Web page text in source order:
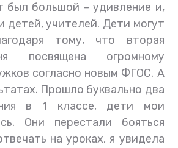
был большой – удивление и,
детей, учителей. Дети могут
тому, что вторая
посвящена огромному
согласно новым ФГОС. А
Прошло буквально два
в 1 классе, дети мои
Они перестали бояться
на уроках, я увидела